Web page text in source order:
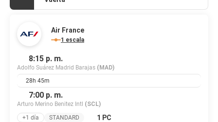
Air France
1 escala
8:15 p. m.
Adolfo Suárez Madrid Barajas (MAD)
28h 45m
7:00 p. m.
Arturo Merino Benitez Intl (SCL)
+1 día
STANDARD 1 PC